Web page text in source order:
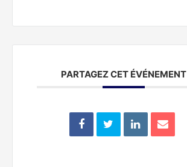
PARTAGEZ CET ÉVÉNEMENT